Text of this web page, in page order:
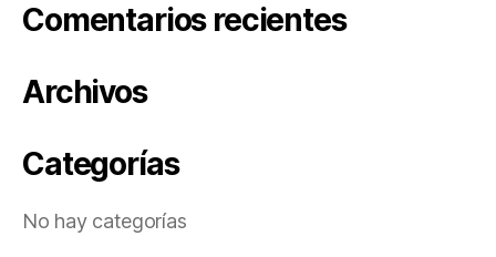
Comentarios recientes
Archivos
Categorías
No hay categorías